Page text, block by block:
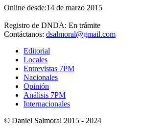
Online desde:14 de marzo 2015
Registro de DNDA: En trámite
Contáctanos: dsalmoral@gmail.com
Editorial
Locales
Entrevistas 7PM
Nacionales
Opinión
Análisis 7PM
Internacionales
© Daniel Salmoral 2015 - 2024